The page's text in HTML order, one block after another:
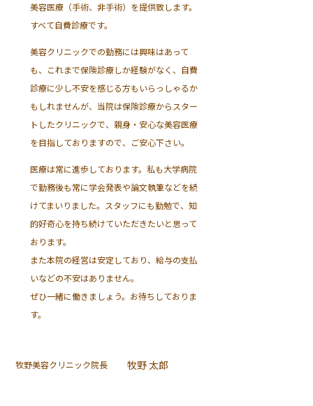
美容医療（手術、非手術）を提供致します。
すべて自費診療です。
美容クリニックでの勤務には興味はあって
も、これまで保険診療しか経験がなく、自費
診療に少し不安を感じる方もいらっしゃるか
もしれませんが、当院は保険診療からスター
トしたクリニックで、親身・安心な美容医療
を目指しておりますので、ご安心下さい。
医療は常に進歩しております。私も大学病院
で勤務後も常に学会発表や論文執筆などを続
けてまいりました。スタッフにも勤勉で、知
的好奇心を持ち続けていただきたいと思って
おります。
また本院の経営は安定しており、給与の支払
いなどの不安はありません。
ぜひ一緒に働きましょう。お待ちしておりま
す。
牧野美容クリニック院長 牧野 太郎